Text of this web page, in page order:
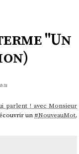
"Un
parlent ! avec Monsieur
un #NouveauMot,